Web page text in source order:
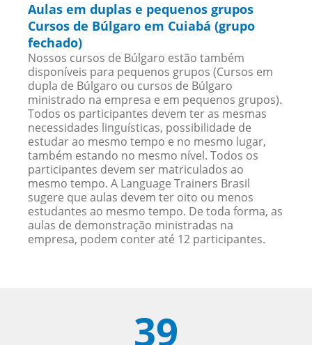
Aulas em duplas e pequenos grupos
Cursos de Búlgaro em Cuiabá (grupo
fechado)
Nossos cursos de Búlgaro estão também
disponíveis para pequenos grupos (Cursos em
dupla de Búlgaro ou cursos de Búlgaro
ministrado na empresa e em pequenos grupos).
Todos os participantes devem ter as mesmas
necessidades linguísticas, possibilidade de
estudar ao mesmo tempo e no mesmo lugar,
também estando no mesmo nível. Todos os
participantes devem ser matriculados ao
mesmo tempo. A Language Trainers Brasil
sugere que aulas devem ter oito ou menos
estudantes ao mesmo tempo. De toda forma, as
aulas de demonstração ministradas na
empresa, podem conter até 12 participantes.
39